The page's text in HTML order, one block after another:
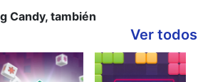
Candy, también
Ver todos